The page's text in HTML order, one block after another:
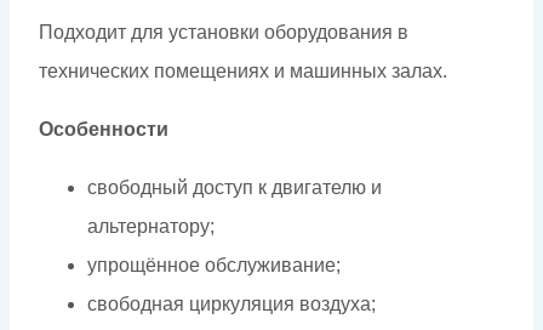
Подходит для установки оборудования в
технических помещениях и машинных залах.
Особенности
свободный доступ к двигателю и
альтернатору;
упрощённое обслуживание;
свободная циркуляция воздуха;